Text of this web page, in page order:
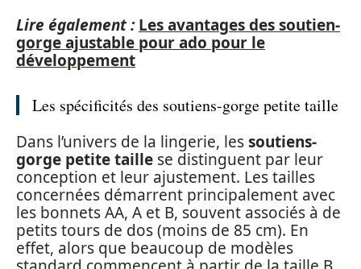
Lire également : Les avantages des soutien-
gorge ajustable pour ado pour le
développement
Les spécificités des soutiens-gorge petite taille
Dans l’univers de la lingerie, lessoutiens-
gorge petite taille se distinguent par leur
conception et leur ajustement. Les tailles
concernées démarrent principalement avec
les bonnets AA, A et B, souvent associés à de
petits tours de dos (moins de 85 cm). En
effet, alors que beaucoup de modèles